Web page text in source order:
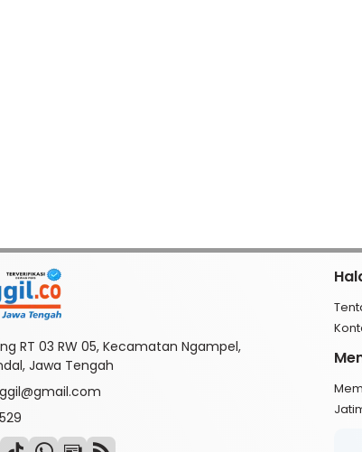
RT 03 RW 05, Kecamatan Ngampel,
Jawa Tengah